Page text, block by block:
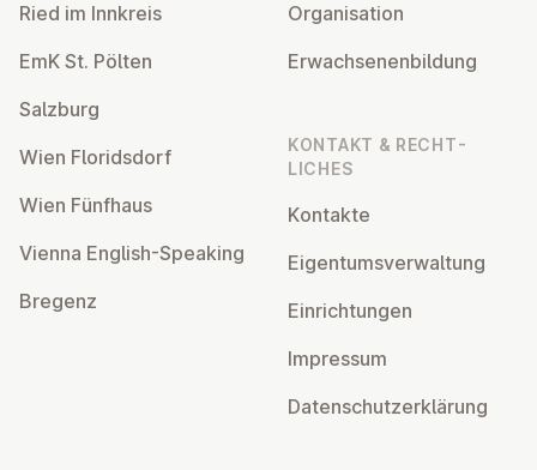
Ried im Innkreis
EmK St. Pölten
Salzburg
Wien Flor­idsdorf
Wien Fünfhaus
Vienna English-Speaking
Bregenz
Or­gan­isa­tion
Er­wach­sen­en­bildung
KONTAKT & RECHT­
LICHES
Kontakte
Ei­gentums­ver­wal­tung
Ein­rich­tun­gen
Impressum
Datens­chutzerklärung